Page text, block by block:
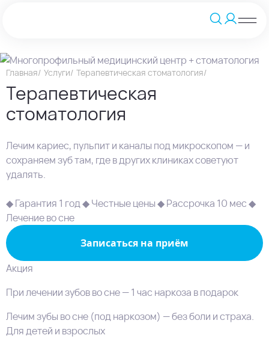
Главная Услуги Терапевтическая стоматология
Терапевтическая
стоматология
Лечим кариес, пульпит и каналы под микроскопом — и
сохраняем зуб там, где в других клиниках советуют
удалять.
◆ Гарантия 1 год ◆ Честные цены ◆ Рассрочка 10 мес ◆
Лечение во сне
Записаться на приём
Акция
При лечении зубов во сне — 1 час наркоза в подарок
Лечим зубы во сне (под наркозом) — без боли и страха.
Для детей и взрослых